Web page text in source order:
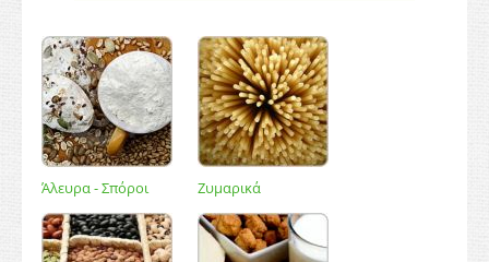
Άλευρα - Σπόροι Ζυμαρικά